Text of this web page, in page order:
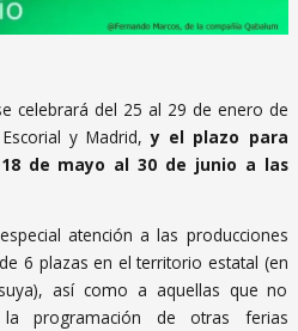
celebrará del 25 al 29 de enero de
y Madrid, y el plazo para
de mayo al 30 de junio a las
atención a las producciones
6 plazas en el territorio estatal (en
así como a aquellas que no
programación de otras ferias